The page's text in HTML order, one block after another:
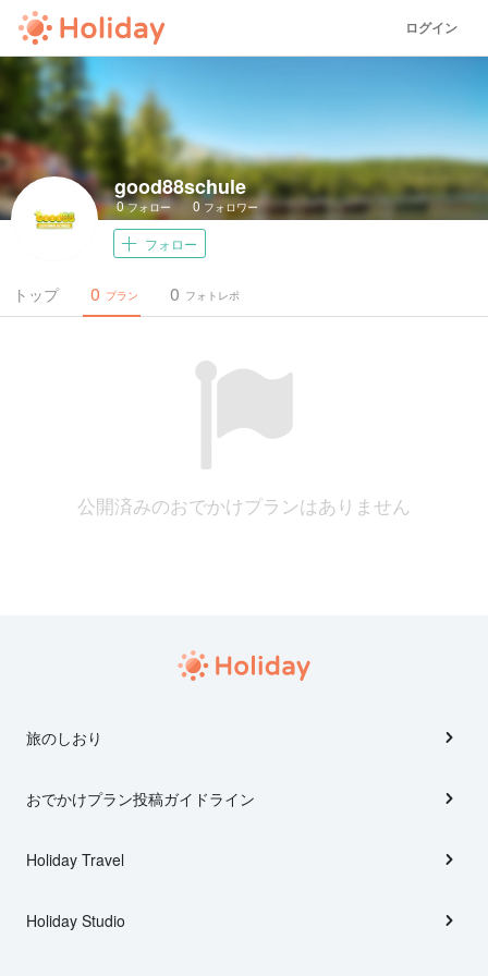
ログイン
good88schule
0フォロー 0 フォロワー
フォロー
トップ プラン
0 フォトレポ
0
公開済みのおでかけプランはありません
旅のしおり
おでかけプラン投稿ガイドライン
Holiday Travel
Holiday Studio